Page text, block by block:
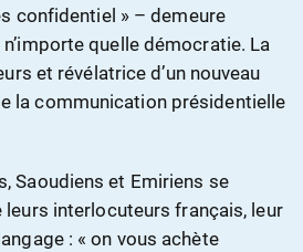
confidentiel » – demeure
n’importe quelle démocratie. La
et révélatrice d’un nouveau
la communication présidentielle
Saoudiens et Emiriens se
leurs interlocuteurs français, leur
: « on vous achète